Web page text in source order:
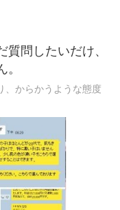
問したいだけ、
、からかうような態度